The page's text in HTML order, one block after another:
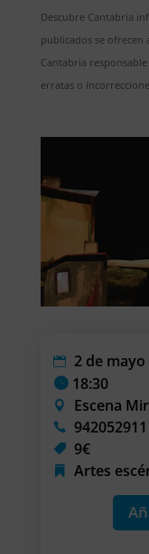
Descubre Cantabria
publicados se
Cantabria
erratas o
2 de mayo
18:30
Escena
942052911
9€
Artes